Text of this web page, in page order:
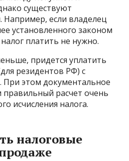
существуют
Например, если владелец
установленного законом
платить не нужно.
придется уплатить
резидентов РФ) с
При этом документальное
расчет очень
исчисления налога.
налоговые